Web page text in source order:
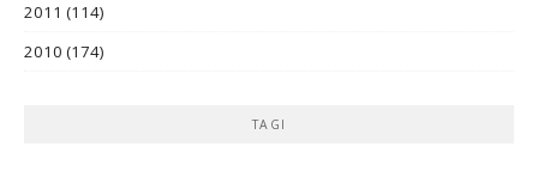
2011 (114)
2010 (174)
TAGI